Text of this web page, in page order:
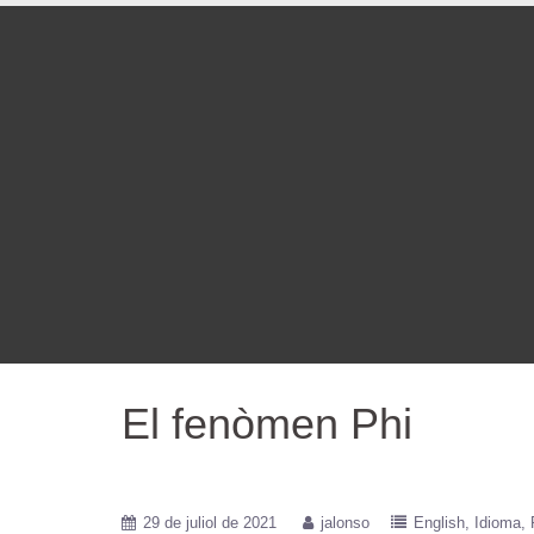
El fenòmen Phi
29 de juliol de 2021 jalonso English Idioma